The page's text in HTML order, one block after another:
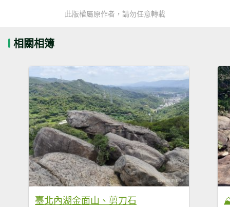
此版權屬原作者，請勿任意轉載
相關相簿
臺北內湖金面山、剪刀石